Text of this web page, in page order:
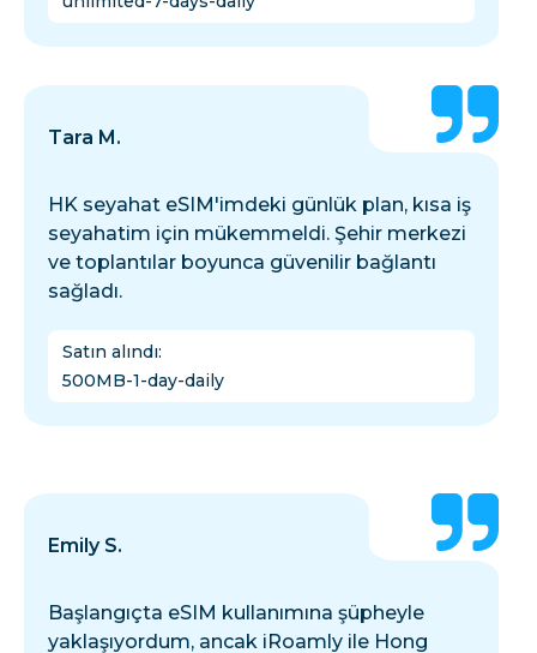
Tara M.
HK seyahat eSIM'imdeki günlük plan, kısa iş
seyahatim için mükemmeldi. Şehir merkezi
ve toplantılar boyunca güvenilir bağlantı
sağladı.
Satın alındı:
500MB-1-day-daily
Emily S.
Başlangıçta eSIM kullanımına şüpheyle
yaklaşıyordum, ancak iRoamly ile Hong